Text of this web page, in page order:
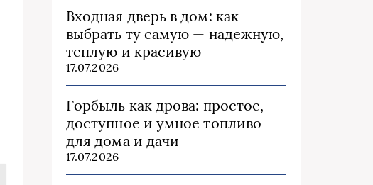
Входная дверь в дом: как
выбрать ту самую — надежную,
теплую и красивую
17.07.2026
Горбыль как дрова: простое,
доступное и умное топливо
для дома и дачи
17.07.2026